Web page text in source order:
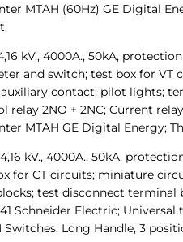
MTAH (60Hz) GE Digital
kV., 4000A., 50kA,
and switch; test box for VT
contact; pilot lights;
2NO + 2NC; Current
MTAH GE Digital Energy;
kV., 4000A., 50kA,
for CT circuits; miniature
test disconnect terminal
Schneider Electric;
Long Handle, 3